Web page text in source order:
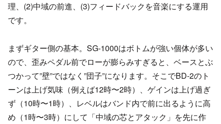
理、(2)中域の前進、(3)フィードバックを音楽にする運用
です。
まずギター側の基本。SG-1000はボトムが強い個体が多い
ので、歪みペダル前でローが膨らみすぎると、ベースとぶ
つかって”壁”ではなく”団子”になります。そこでBD-2のト
ーンは上げ気味（例えば12時〜2時）、ゲインは上げ過ぎ
ず（10時〜1時）、レベルはバンド内で前に出るように高
め（1時〜3時）にして「中域の芯とアタック」を先に作